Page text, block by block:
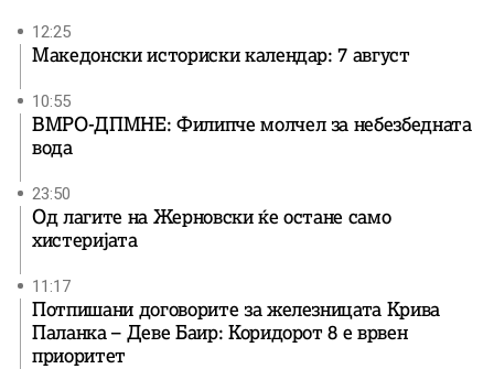
формат е објавена […]
12:25
Македонски историски календар: 7 август
10:55
ВМРО-ДПМНЕ: Филипче молчел за небезбедната
вода
23:50
Од лагите на Жерновски ќе остане само
хистеријата
11:17
Потпишани договорите за железницата Крива
Паланка – Деве Баир: Коридорот 8 е врвен
приоритет